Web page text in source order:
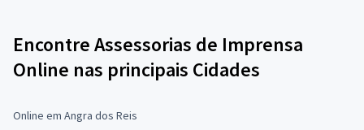
Encontre Assessorias de Imprensa
Online nas principais Cidades
Online em Angra dos Reis